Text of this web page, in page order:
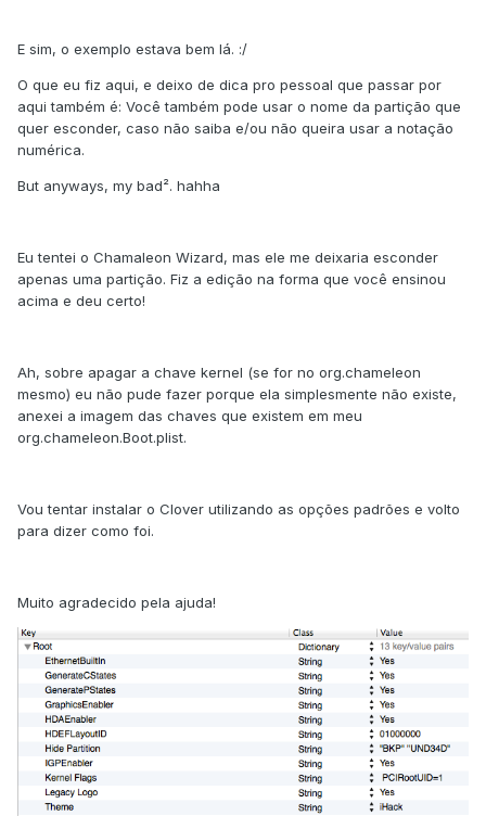
E sim, o exemplo estava bem lá. :/
O que eu fiz aqui, e deixo de dica pro pessoal que passar por
aqui também é: Você também pode usar o nome da partição que
quer esconder, caso não saiba e/ou não queira usar a notação
numérica.
But anyways, my bad². hahha
Eu tentei o Chamaleon Wizard, mas ele me deixaria esconder
apenas uma partição. Fiz a edição na forma que você ensinou
acima e deu certo!
Ah, sobre apagar a chave kernel (se for no org.chameleon
mesmo) eu não pude fazer porque ela simplesmente não existe,
anexei a imagem das chaves que existem em meu
org.chameleon.Boot.plist.
Vou tentar instalar o Clover utilizando as opções padrões e volto
para dizer como foi.
Muito agradecido pela ajuda!